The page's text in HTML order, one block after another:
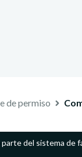
de permiso
del sistema